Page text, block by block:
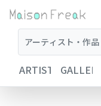
ARTISTS